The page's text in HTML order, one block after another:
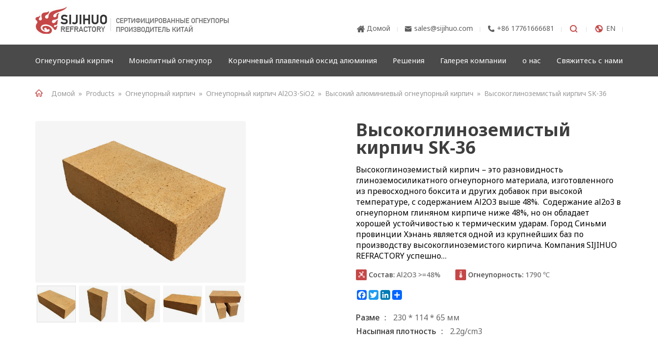
 Домой  sales@sijihuo.com  +86 17761666681   EN
Огнеупорный кирпич Монолитный огнеупор Коричневый плавленый оксид алюминия Решения Галерея компании о нас Свяжитесь с нами
 Домой » Products » Огнеупорный кирпич » Огнеупорный кирпич Al2O3-SiO2 » Высокий алюминиевый огнеупорный кирпич » Высокоглиноземистый кирпич SK-36
Высокоглиноземистый
кирпич SK-36
Высокоглиноземистый кирпич – это разновидность
глиноземосиликатного огнеупорного материала, изготовленного
из превосходного боксита и других добавок при высокой
температуре, с содержанием Al2O3 выше 48%. Содержание al2o3 в
огнеупорном глиняном кирпиче ниже 48%, но он обладает
хорошей устойчивостью к термическим ударам. Город Синьми
провинции Хэнань является одной из крупнейших баз по
производству высокоглиноземистого кирпича. Компания SIJIHUO
REFRACTORY успешно…
 Состав: Al2O3 >=48%  Огнеупорность: 1790 ℃
Facebook
TwitterLinkedIn
Разме :
230 * 114 * 65 мм
Насыпная плотность :
2.2g/cm3